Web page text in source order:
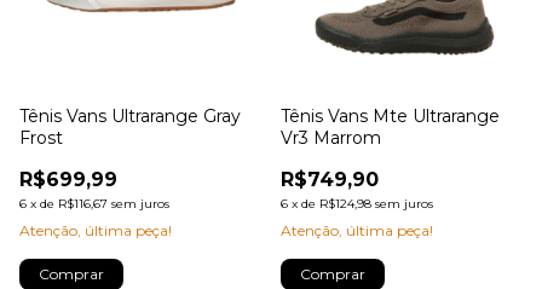
Tênis Vans Ultrarange Gray
Frost
R$699,99
6 x de R$116,67 sem juros
Atenção, última peça!
Comprar
Tênis Vans Mte Ultrarange
Vr3 Marrom
R$749,90
6 x de R$124,98 sem juros
Atenção, última peça!
Comprar